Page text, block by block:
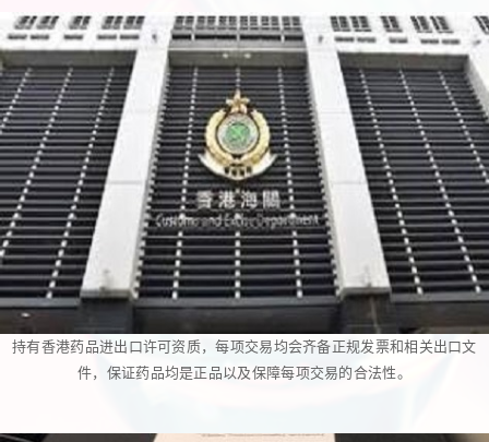
持有香港药品进出口许可资质，每项交易均会齐备正规发票和相关出口文
件，保证药品均是正品以及保障每项交易的合法性。